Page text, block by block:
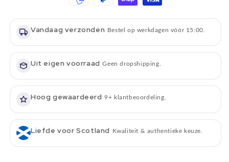
Waterdicht
-
-
Tweedmill
Waterdicht
-
-
Tweedmill
Vandaag verzonden Bestel op werkdagen vóór 15:00.
Uit eigen voorraad Geen dropshipping.
Hoog gewaardeerd 9+ klantbeoordeling.
Liefde voor Scotland Kwaliteit & authentieke keuze.